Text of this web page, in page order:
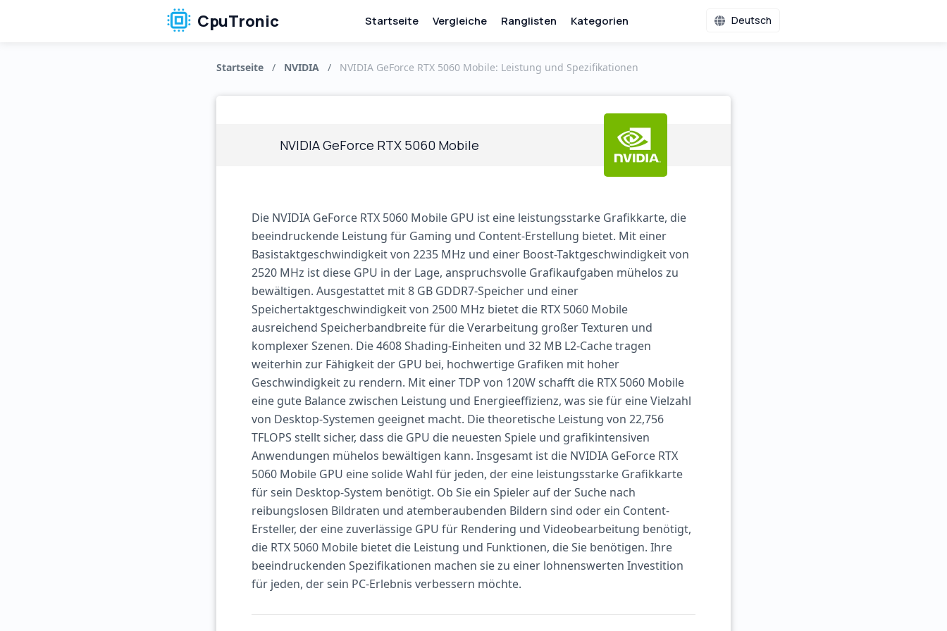
CpuTronic Startseite Vergleiche Ranglisten Kategorien Deutsch
Startseite / NVIDIA / NVIDIA GeForce RTX 5060 Mobile: Leistung und Spezifikationen
NVIDIA GeForce RTX 5060 Mobile
Die NVIDIA GeForce RTX 5060 Mobile GPU ist eine leistungsstarke Grafikkarte, die
beeindruckende Leistung für Gaming und Content-Erstellung bietet. Mit einer
Basistaktgeschwindigkeit von 2235 MHz und einer Boost-Taktgeschwindigkeit von
2520 MHz ist diese GPU in der Lage, anspruchsvolle Grafikaufgaben mühelos zu
bewältigen. Ausgestattet mit 8 GB GDDR7-Speicher und einer
Speichertaktgeschwindigkeit von 2500 MHz bietet die RTX 5060 Mobile
ausreichend Speicherbandbreite für die Verarbeitung großer Texturen und
komplexer Szenen. Die 4608 Shading-Einheiten und 32 MB L2-Cache tragen
weiterhin zur Fähigkeit der GPU bei, hochwertige Grafiken mit hoher
Geschwindigkeit zu rendern. Mit einer TDP von 120W schafft die RTX 5060 Mobile
eine gute Balance zwischen Leistung und Energieeffizienz, was sie für eine Vielzahl
von Desktop-Systemen geeignet macht. Die theoretische Leistung von 22,756
TFLOPS stellt sicher, dass die GPU die neuesten Spiele und grafikintensiven
Anwendungen mühelos bewältigen kann. Insgesamt ist die NVIDIA GeForce RTX
5060 Mobile GPU eine solide Wahl für jeden, der eine leistungsstarke Grafikkarte
für sein Desktop-System benötigt. Ob Sie ein Spieler auf der Suche nach
reibungslosen Bildraten und atemberaubenden Bildern sind oder ein Content-
Ersteller, der eine zuverlässige GPU für Rendering und Videobearbeitung benötigt,
die RTX 5060 Mobile bietet die Leistung und Funktionen, die Sie benötigen. Ihre
beeindruckenden Spezifikationen machen sie zu einer lohnenswerten Investition
für jeden, der sein PC-Erlebnis verbessern möchte.